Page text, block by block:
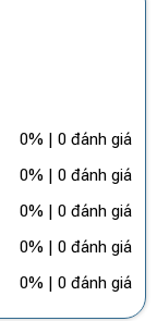
0% | 0 đánh giá
0% | 0 đánh giá
0% | 0 đánh giá
0% | 0 đánh giá
0% | 0 đánh giá